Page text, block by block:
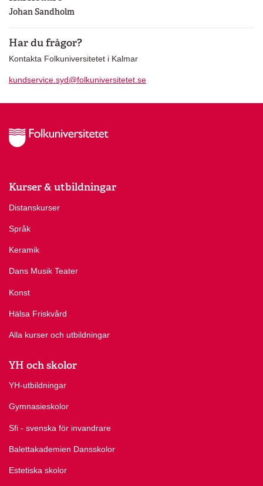
Johan Sandholm
Har du frågor?
Kontakta Folkuniversitetet i Kalmar
kundservice.syd@folkuniversitetet.se
Kurser & utbildningar
Distanskurser
Språk
Keramik
Dans Musik Teater
Konst
Hälsa Friskvård
Alla kurser och utbildningar
YH och skolor
YH-utbildningar
Gymnasieskolor
Sfi - svenska för invandrare
Balettakademien Dansskolor
Estetiska skolor